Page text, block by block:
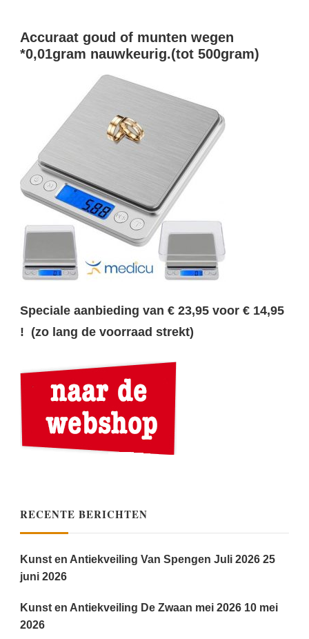
Accuraat goud of munten wegen
*0,01gram nauwkeurig.(tot 500gram)
Speciale aanbieding van € 23,95 voor € 14,95
! (zo lang de voorraad strekt)
RECENTE BERICHTEN
Kunst en Antiekveiling Van Spengen Juli 2026 25
juni 2026
Kunst en Antiekveiling De Zwaan mei 2026 10 mei
2026